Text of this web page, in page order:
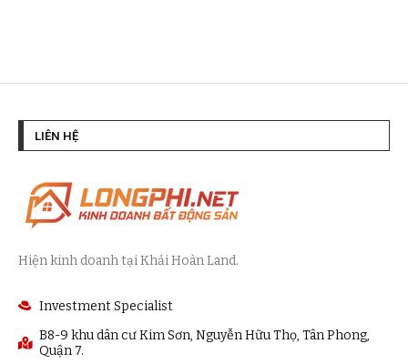
LIÊN HỆ
Hiện kinh doanh tại Khải Hoàn Land.
Investment Specialist
B8-9 khu dân cư Kim Sơn, Nguyễn Hữu Thọ, Tân Phong,
Quận 7.